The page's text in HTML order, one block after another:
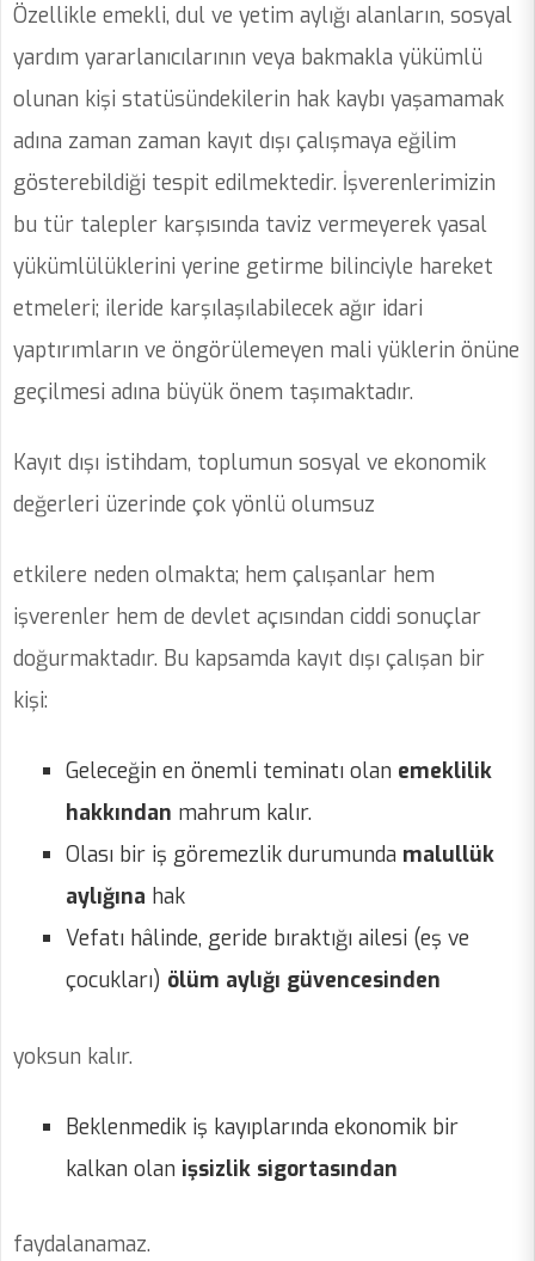
Özellikle emekli, dul ve yetim aylığı alanların, sosyal
yardım yararlanıcılarının veya bakmakla yükümlü
olunan kişi statüsündekilerin hak kaybı yaşamamak
adına zaman zaman kayıt dışı çalışmaya eğilim
gösterebildiği tespit edilmektedir. İşverenlerimizin
bu tür talepler karşısında taviz vermeyerek yasal
yükümlülüklerini yerine getirme bilinciyle hareket
etmeleri; ileride karşılaşılabilecek ağır idari
yaptırımların ve öngörülemeyen mali yüklerin önüne
geçilmesi adına büyük önem taşımaktadır.
Kayıt dışı istihdam, toplumun sosyal ve ekonomik
değerleri üzerinde çok yönlü olumsuz
etkilere neden olmakta; hem çalışanlar hem
işverenler hem de devlet açısından ciddi sonuçlar
doğurmaktadır. Bu kapsamda kayıt dışı çalışan bir
kişi:
Geleceğin en önemli teminatı olan emeklilik
hakkından mahrum kalır.
Olası bir iş göremezlik durumunda malullük
aylığına hak
Vefatı hâlinde, geride bıraktığı ailesi (eş ve
çocukları) ölüm aylığı güvencesinden
yoksun kalır.
Beklenmedik iş kayıplarında ekonomik bir
kalkan olan işsizlik sigortasından
faydalanamaz.